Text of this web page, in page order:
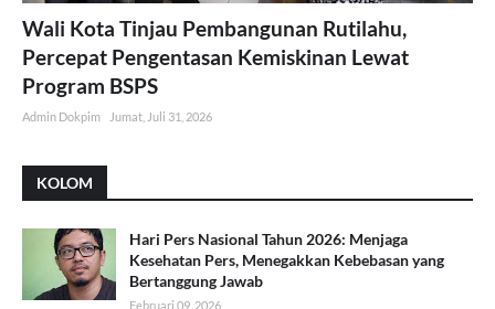
Wali Kota Tinjau Pembangunan Rutilahu,
Percepat Pengentasan Kemiskinan Lewat
Program BSPS
Admin Dokpim Jumat, Juli 31, 2026
KOLOM
Hari Pers Nasional Tahun 2026: Menjaga
Kesehatan Pers, Menegakkan Kebebasan yang
Bertanggung Jawab
Februari 09, 2026